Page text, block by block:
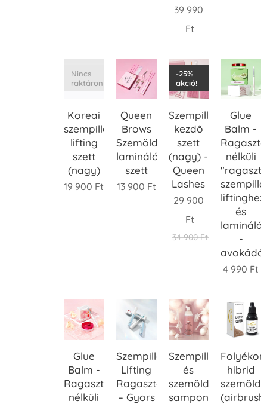
39 990
Ft
Koreai
szempilla
lifting
szett
(nagy)
Nincs
raktáron
19 900 Ft
Queen
Brows
Szemöldök
lamináló
szett
13 900 Ft
Szempillaépítő
kezdő
szett
(nagy) -
Queen
Lashes
-25%
akció!
29 900
Ft
34 900Ft
Glue
Balm -
Ragasztó
nélküli
szempilla
liftinghez
és
-
4 990 Ft
Glue
Balm -
Ragasztó
nélküli
Szempilla
Lifting
Ragasztó
– Gyors
Szempilla
és
szemöldök
sampon
hibrid
(airbrush